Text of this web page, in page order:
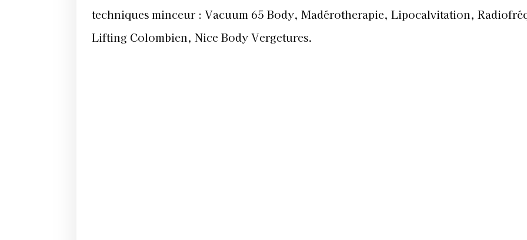
techniques minceur : Vacuum 65 Body, Madérotherapie, Lipocalvitation,
Lifting Colombien, Nice Body Vergetures.